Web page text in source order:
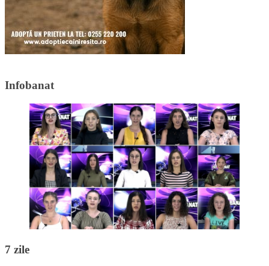
Infobanat
7 zile